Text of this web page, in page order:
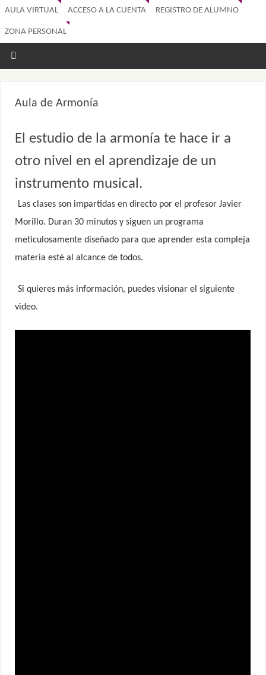
AULA VIRTUAL ACCESO A LA CUENTA REGISTRO DE ALUMNO
ZONA PERSONAL
Aula de Armonía
El estudio de la armonía te hace ir a
otro nivel en el aprendizaje de un
instrumento musical.
Las clases son impartidas en directo por el profesor Javier
Morillo. Duran 30 minutos y siguen un programa
meticulosamente diseñado para que aprender esta compleja
materia esté al alcance de todos.
Si quieres más información, puedes visionar el siguiente
video.